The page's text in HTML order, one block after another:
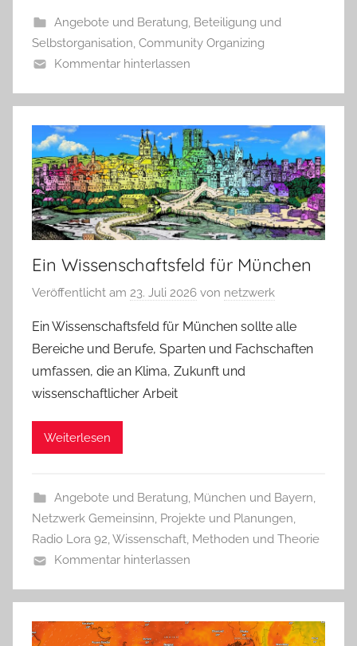
Angebote und Beratung Beteiligung und
Selbstorganisation Community Organizing
Kommentar hinterlassen
Ein Wissenschaftsfeld für München
Veröffentlicht am 23. Juli 2026 von netzwerk
Ein Wissenschaftsfeld für München sollte alle
Bereiche und Berufe, Sparten und Fachschaften
umfassen, die an Klima, Zukunft und
wissenschaftlicher Arbeit
Weiterlesen
Angebote und Beratung, München und Bayern,
Netzwerk Gemeinsinn, Projekte und Planungen,
Radio Lora 92,Wissenschaft, Methoden und Theorie
Kommentar hinterlassen